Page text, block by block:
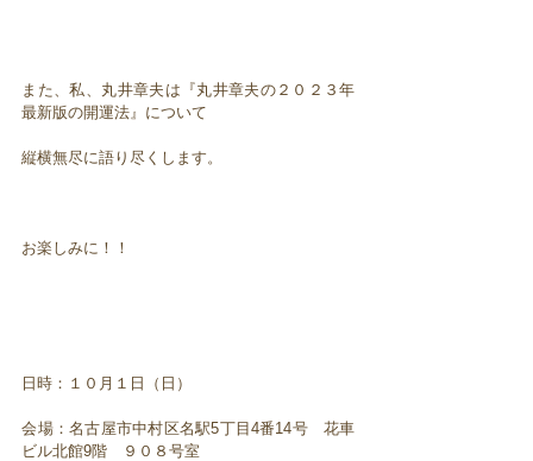
また、私、丸井章夫は『丸井章夫の２０２３年
最新版の開運法』について
縦横無尽に語り尽くします。
お楽しみに！！
日時：１０月１日（日）
会場：名古屋市中村区名駅5丁目4番14号 花車
ビル北館9階 ９０８号室